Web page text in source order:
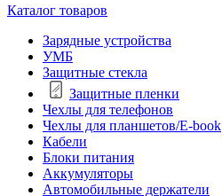
Каталог товаров
Зарядные устройства
УМБ
Защитные стекла
Защитные пленки
Чехлы для телефонов
Чехлы для планшетов/E-book
Кабели
Блоки питания
Аккумуляторы
Автомобильные держатели